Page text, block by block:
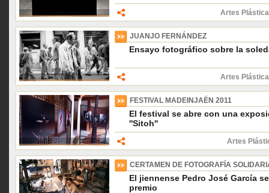
Artes
JUANJO FERNÁNDEZ
Ensayo fotográfico sobre la
Artes
FESTIVAL MADEINJAÉN 2011
El festival se abre con una
''Sitoh''
Artes
CERTAMEN DE FOTOGRAFÍA
El jiennense Pedro José García
premio